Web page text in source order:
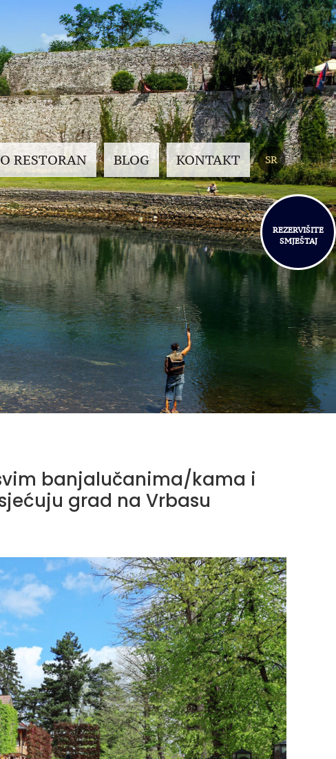
RESTORAN BLOG KONTAKT SR
REZERVIŠITE
SMJEŠTAJ
banjalučanima/kama i
grad na Vrbasu